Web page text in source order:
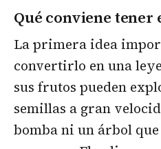
Qué conviene tener
La primera idea
convertirlo en una
sus frutos pueden
semillas a gran
bomba ni un árbol que